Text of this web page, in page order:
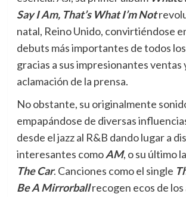
Say I Am, That’s What I’m Not
natal, Reino Unido, convirtiéndose
debuts más importantes de todos
gracias a sus impresionantes ventas
aclamación de la prensa.
No obstante, su originalmente
empapándose de diversas
desde el jazz al R&B dando lugar a
interesantes comoAM, o su último
The Car. Canciones como el single
Be A Mirrorballrecogen ecos de los